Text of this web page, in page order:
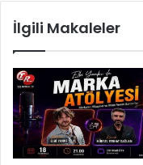
İlgili Makaleler